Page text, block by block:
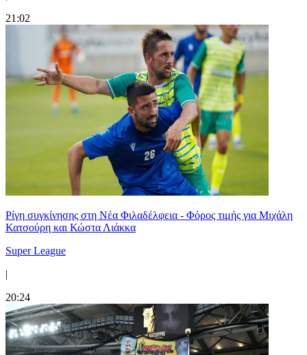
21:02
Ρίγη συγκίνησης στη Νέα Φιλαδέλφεια - Φόρος τιμής για Μιχάλη
Κατσούρη και Κώστα Λιάκκα
Super League
|
20:24